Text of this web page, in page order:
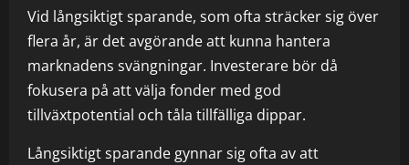
Vid långsiktigt sparande, som ofta sträcker sig över
flera år, är det avgörande att kunna hantera
marknadens svängningar. Investerare bör då
fokusera på att välja fonder med god
tillväxtpotential och tåla tillfälliga dippar.
Långsiktigt sparande gynnar sig ofta av att